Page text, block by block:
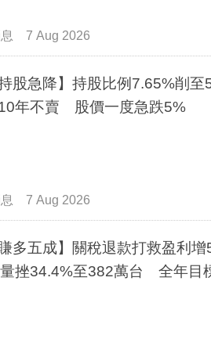
7 Aug 2026
持股急降】持股比例7.65%削
年不賣 股價一度急跌5%
7 Aug 2026
賺多五成】關稅退款打救盈利
挫34.4%至382萬台 全年目